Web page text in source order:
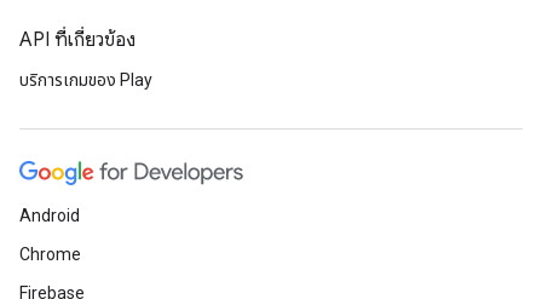
API ที่เกี่ยวข้อง
บริการเกมของ Play
Android
Chrome
Firebase